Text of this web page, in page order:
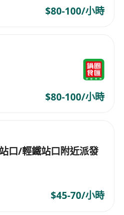
與用戶心理洞察力，擅長將
門協同經驗，能與設計、
對接，推動內容與業務目
$80-100/小時
$80-100/小時
口/輕鐵站口附近派發
$45-70/小時